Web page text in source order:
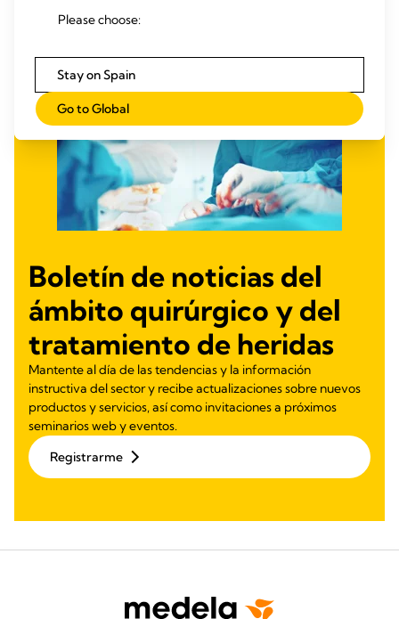
Boletín de noticias del
ámbito quirúrgico y del
tratamiento de heridas
Mantente al día de las tendencias y la información
instructiva del sector y recibe actualizaciones sobre nuevos
productos y servicios, así como invitaciones a próximos
seminarios web y eventos.
Registrarme
Please choose:
Stay on Spain
Go to Global